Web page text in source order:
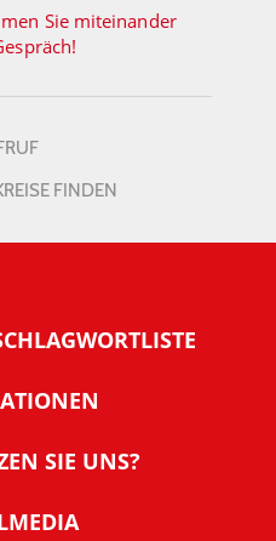
Sie miteinander
FINDEN
NachDenkSeiten
SIE UNS?